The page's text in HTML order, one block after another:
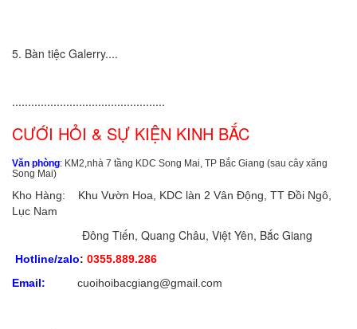
5. Bàn tiệc Galerry....
................................................
CƯỚI HỎI & SỰ KIỆN KINH BẮC
Văn phòng: KM2,nhà 7 tầng KDC Song Mai, TP Bắc Giang (sau cây xăng
Song Mai)
Kho Hàng: Khu Vườn Hoa, KDC làn 2 Vân Động, TT Đồi Ngô,
Lục Nam
Đông Tiến, Quang Châu, Việt Yên, Bắc Giang
Hotline/zalo: 0355.889.286
Email: cuoihoibacgiang@gmail.com